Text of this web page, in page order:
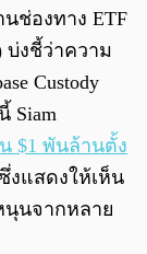
ช่องทาง ETF
บ่งชี้ว่าความ
Custody
Siam
$1 พันล้านตั้ง
งแสดงให้เห็น
นุนจากหลาย